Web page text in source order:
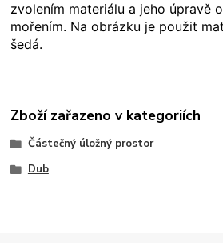
zvolením materiálu a jeho úpravě
mořením. Na obrázku je použit
šedá.
Zboží zařazeno v kategoriích
Částečný úložný prostor
Dub